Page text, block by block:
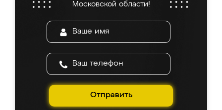
Московской области!
Отправить